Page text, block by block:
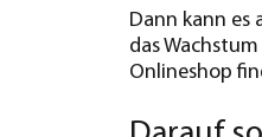
Dann kann es
das
Onlineshop